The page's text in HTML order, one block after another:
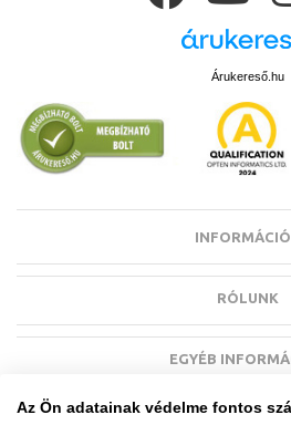
Árukereső.hu
RÓLUNK
EGYÉB
Az Ön adatainak védelme fontos